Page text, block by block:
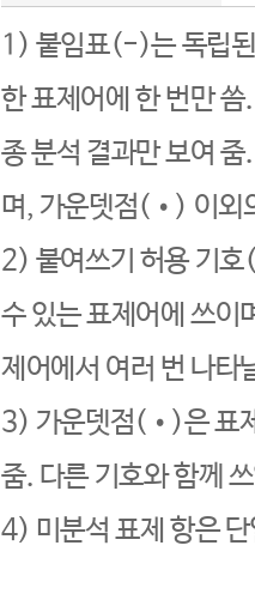
1) 붙임표(-)는 독립된
한 표제어에 한 번만
종 분석 결과만 보여
며, 가운뎃점(•) 이외
2) 붙여쓰기 허용 기호
수 있는 표제어에 쓰이
제어에서 여러 번 나타
3) 가운뎃점(•)은 표
줌. 다른 기호와 함께
4) 미분석 표제 항은